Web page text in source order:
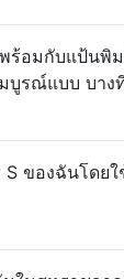
ร้อมกับแป้นพิ
บูรณ์แบบ บาง
S ของฉันโดย